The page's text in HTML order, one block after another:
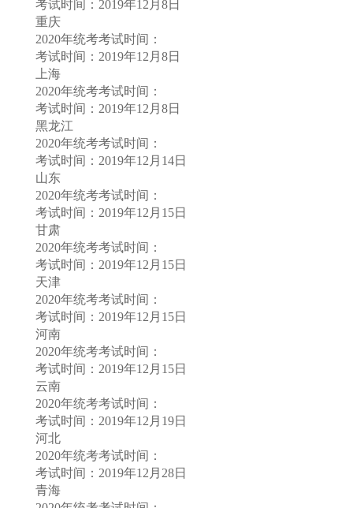
考试时间：2019年12月8日
重庆
2020年统考考试时间：
考试时间：2019年12月8日
上海
2020年统考考试时间：
考试时间：2019年12月8日
黑龙江
2020年统考考试时间：
考试时间：2019年12月14日
山东
2020年统考考试时间：
考试时间：2019年12月15日
甘肃
2020年统考考试时间：
考试时间：2019年12月15日
天津
2020年统考考试时间：
考试时间：2019年12月15日
河南
2020年统考考试时间：
考试时间：2019年12月15日
云南
2020年统考考试时间：
考试时间：2019年12月19日
河北
2020年统考考试时间：
考试时间：2019年12月28日
青海